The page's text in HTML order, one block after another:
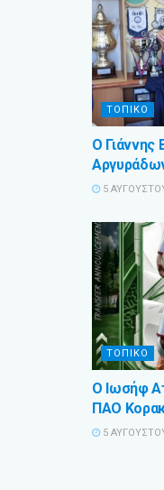
ΤΟΠΙΚΟ
Ο Γιάννης
5
ΤΟΠΙΚΟ
Ο Ιωσήφ
ΠΑΟ
5